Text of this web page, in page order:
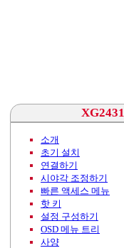
XG2431
소개
초기 설치
연결하기
시야각 조정하기
빠른 액세스 메뉴
핫 키
설정 구성하기
OSD 메뉴 트리
사양